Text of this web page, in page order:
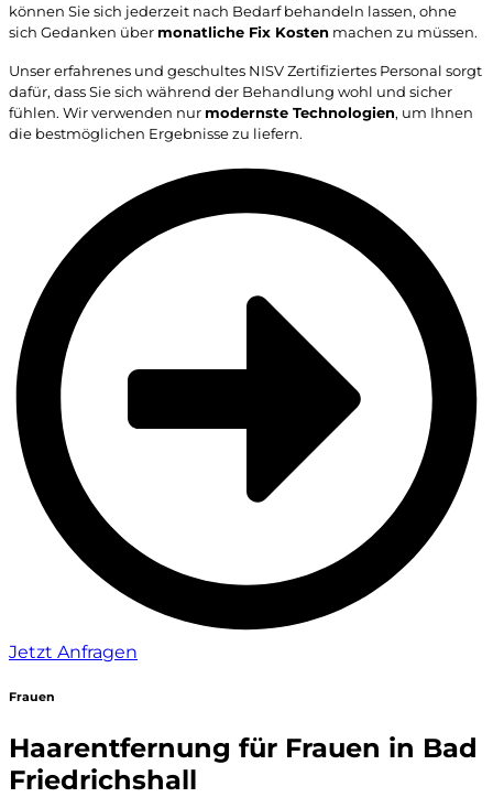
können Sie sich jederzeit nach Bedarf behandeln lassen, ohne
sich Gedanken über monatliche Fix Kosten machen zu müssen.
Unser erfahrenes und geschultes NISV Zertifiziertes Personal sorgt
dafür, dass Sie sich während der Behandlung wohl und sicher
fühlen. Wir verwenden nur modernste Technologien, um Ihnen
die bestmöglichen Ergebnisse zu liefern.
Jetzt Anfragen
Frauen
Haarentfernung für Frauen in Bad
Friedrichshall